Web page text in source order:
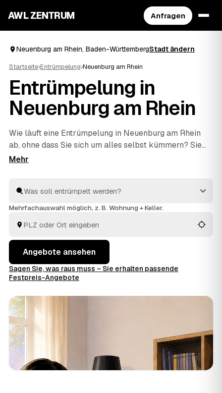
AWL ZENTRUM Anfragen
Neuenburg am Rhein, Baden-WürttembergStadt ändern
Startseite›Entrümpelung›Neuenburg am Rhein
Entrümpelung in
Neuenburg am Rhein
Wie läuft eine Entrümpelung in Neuenburg am Rhein
ab, ohne dass Sie sich um alles selbst kümmern? Sie
beschreiben bei AWL einmal, was weg soll – vom
Anbieter aus Baden-Württemberg mit verbindlichen
Festpreisen. Sie wählen das beste Angebot aus, der
fachgerecht entsorgen.
Mehrfachauswahl möglich, z. B. Wohnung + Keller.
Angebote ansehen
Sagen Sie, was raus muss – Sie erhalten passende
Festpreis-Angebote